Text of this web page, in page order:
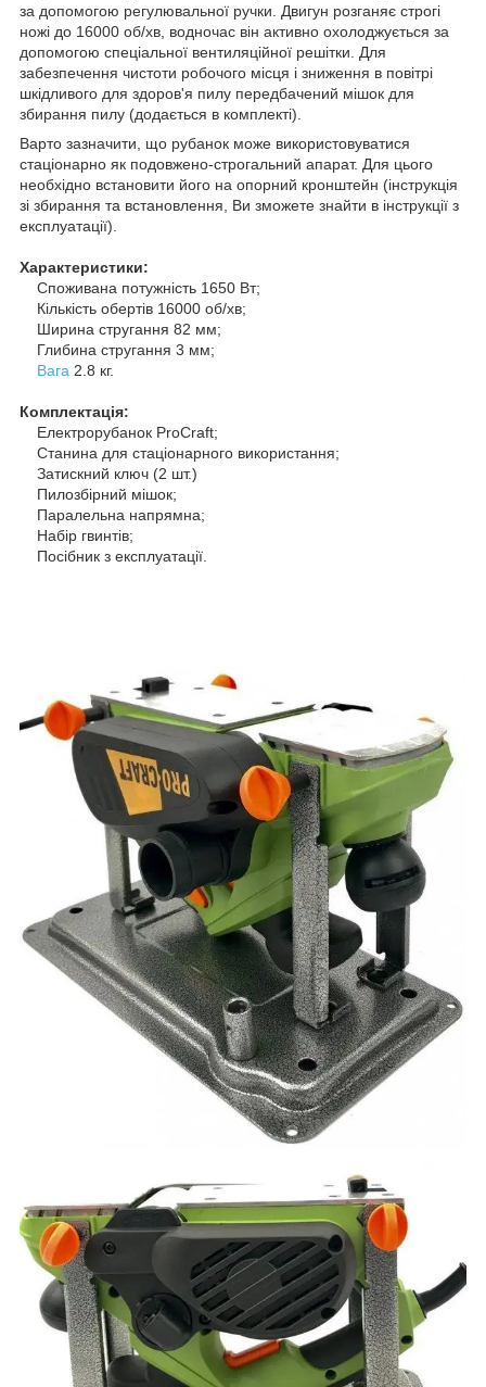
за допомогою регулювальної ручки. Двигун розганяє строгі
ножі до 16000 об/хв, водночас він активно охолоджується за
допомогою спеціальної вентиляційної решітки. Для
забезпечення чистоти робочого місця і зниження в повітрі
шкідливого для здоров'я пилу передбачений мішок для
збирання пилу (додається в комплекті).
Варто зазначити, що рубанок може використовуватися
стаціонарно як подовжено-строгальний апарат. Для цього
необхідно встановити його на опорний кронштейн (інструкція
зі збирання та встановлення, Ви зможете знайти в інструкції з
експлуатації).
Характеристики:
Споживана потужність 1650 Вт;
Кількість обертів 16000 об/хв;
Ширина стругання 82 мм;
Глибина стругання 3 мм;
Вага 2.8 кг.
Комплектація:
Електрорубанок ProCraft;
Станина для стаціонарного використання;
Затискний ключ (2 шт.)
Пилозбірний мішок;
Паралельна напрямна;
Набір гвинтів;
Посібник з експлуатації.